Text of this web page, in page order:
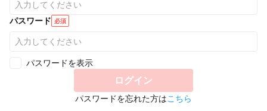
パスワード 必須
パスワードを表示
ログイン
パスワードを忘れた方はこちら